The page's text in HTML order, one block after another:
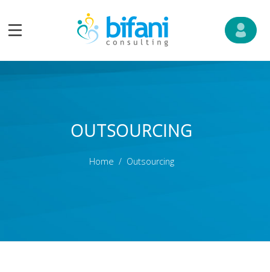
OUTSOURCING
Home Outsourcing